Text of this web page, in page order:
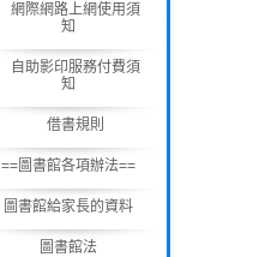
網際網路上網使用須
知
自助影印服務付費須
知
借書規則
==圖書館各項辦法==
圖書館給家長的資料
圖書館法